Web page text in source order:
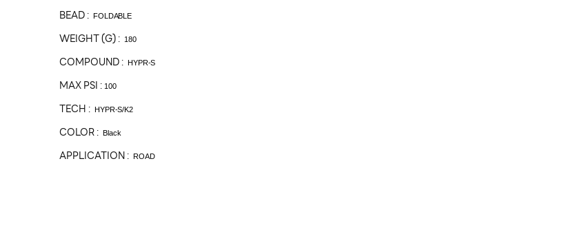
BEAD : FOLDABLE
WEIGHT (G) : 180
COMPOUND : HYPR-S
MAX PSI : 100
TECH : HYPR-S/K2
COLOR : Black
APPLICATION : ROAD